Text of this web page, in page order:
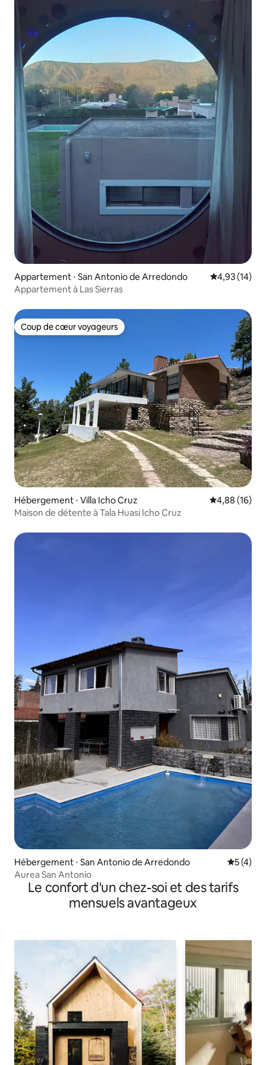
Appartement ⋅ San Antonio de Arredondo Évaluation
4,93 (14)
Appartement à Las Sierras
Coup de cœur voyageurs
Coup de cœur voyageurs
Hébergement ⋅ Villa Icho Cruz Évaluation
4,88 (16)
Maison de détente à Tala Huasi Icho Cruz
Hébergement ⋅ San Antonio de Arredondo
5 (4)
Aurea San Antonio
Le confort d'un chez-soi et des tarifs
mensuels avantageux